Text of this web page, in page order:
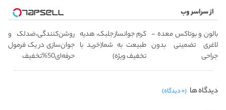
از سراسر وب
بالون و بوتاکس معده -
لاغری تضمینی بدون
جراحی
کرم جوانساز جلبک، هدیه
طبیعت به شما(خرید با
تخفیف ویژه)
روشن‌کنندگی،ضد‌لک و
جوان‌سازی در یک فرمول
حرفه‌ای50%تخفیف
دیدگاه ها (۰ دیدگاه)